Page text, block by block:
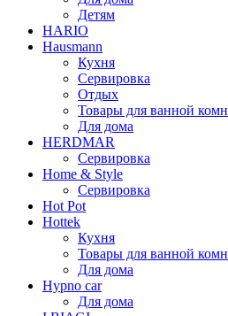
Детям
HARIO
Hausmann
Кухня
Сервировка
Отдых
Товары для ванной
Для дома
HERDMAR
Сервировка
Home & Style
Сервировка
Hot Pot
Hottek
Кухня
Товары для ванной
Для дома
Hypno car
Для дома